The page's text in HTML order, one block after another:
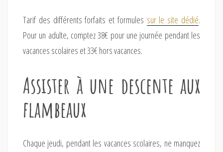
Tarif des différents forfaits et formules sur le site dédié.
Pour un adulte, comptez 38€ pour une journée pendant les
vacances scolaires et 33€ hors vacances.
Assister à une descente aux
flambeaux
Chaque jeudi, pendant les vacances scolaires, ne manquez